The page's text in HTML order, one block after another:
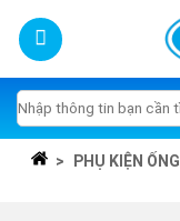
content
Tìm
kiếm:
> PHỤ KIỆN ỐNG